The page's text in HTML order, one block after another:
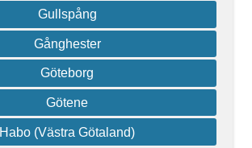
Gullspång
Gånghester
Göteborg
Götene
Habo (Västra Götaland)